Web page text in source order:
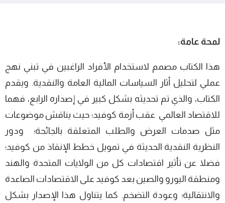
لمحة عامة:
هذا الكتاب مصمم لاستخدام الأفراد الراغبين في تبني نهج
عملي لتحليل أثار السياسات المالية العامة والنقدية. ويقدم
الكتاب، والذي تم تحديثه بشكل كبير في إصداره الرابع، فهما
للاقتصاد العالمي عقب أزمة كوفيد؛ حيث يناقش موضوعات
مثل صدمات العرض والطلب المتعلقة بالجائحة؛ ودور
النظرية النقدية الحديثة في تمويل خطط الإنقاذ من كوفيد؛
فضلا عن تأثير اقتصادات كل من الولايات المتحدة والهند
ومنطقة اليورو والصين بعد كوفيد على الاقتصادات الصاعدة
والانتقالية؛ وعودة التضخم. كما يتناول هذا الإصدار بشكل